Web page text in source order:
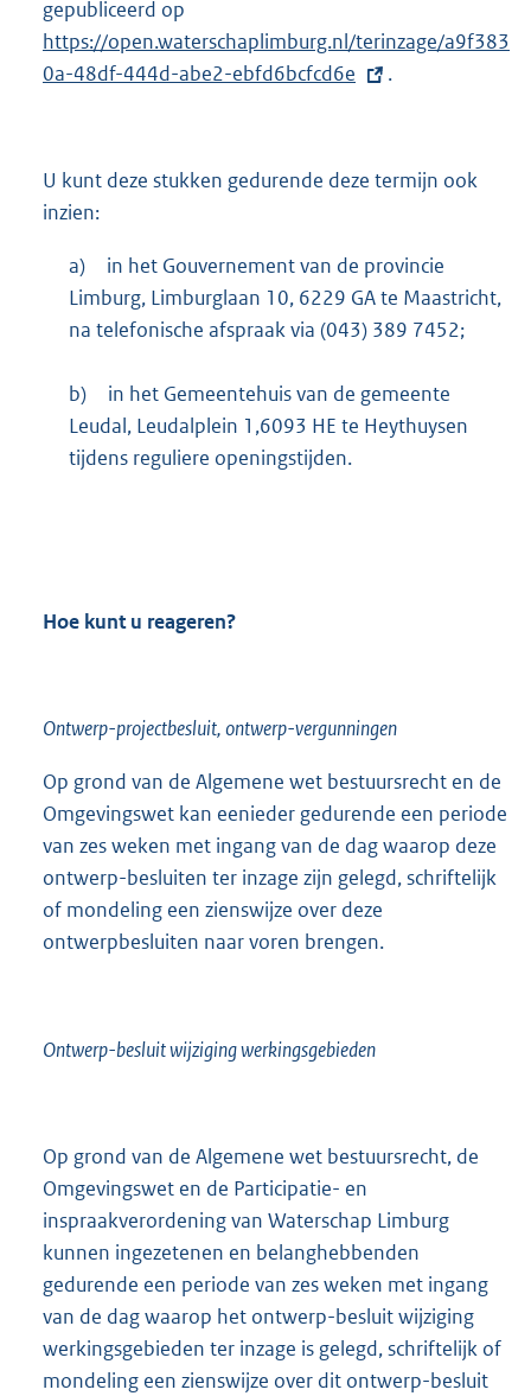
e
l
gepubliceerd op
x
t
n
i
n
k
https://open.waterschaplimburg.nl/terinzage/a9f383
0a-48df-444d-abe2-ebfd6bcfcd6e
.
U kunt deze stukken gedurende deze termijn ook
inzien:
a)
in het Gouvernement van de provincie
Limburg, Limburglaan 10, 6229 GA te Maastricht,
na telefonische afspraak via (043) 389 7452;
b)
in het Gemeentehuis van de gemeente
Leudal, Leudalplein 1,6093 HE te Heythuysen
tijdens reguliere openingstijden.
Hoe kunt u reageren?
Ontwerp-projectbesluit, ontwerp-vergunningen
Op grond van de Algemene wet bestuursrecht en de
Omgevingswet kan eenieder gedurende een periode
van zes weken met ingang van de dag waarop deze
ontwerp-besluiten ter inzage zijn gelegd, schriftelijk
of mondeling een zienswijze over deze
ontwerpbesluiten naar voren brengen.
Ontwerp-besluit wijziging werkingsgebieden
Op grond van de Algemene wet bestuursrecht, de
Omgevingswet en de Participatie- en
inspraakverordening van Waterschap Limburg
kunnen ingezetenen en belanghebbenden
gedurende een periode van zes weken met ingang
van de dag waarop het ontwerp-besluit wijziging
werkingsgebieden ter inzage is gelegd, schriftelijk of
mondeling een zienswijze over dit ontwerp-besluit